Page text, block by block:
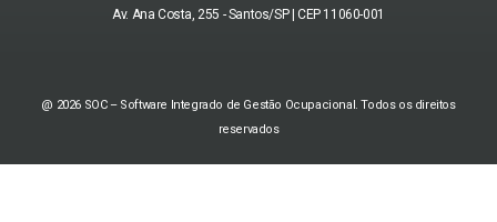
Av. Ana Costa, 255 - Santos/SP | CEP 11060-001
@ 2026 SOC – Software Integrado de Gestão Ocupacional. Todos os direitos
reservados